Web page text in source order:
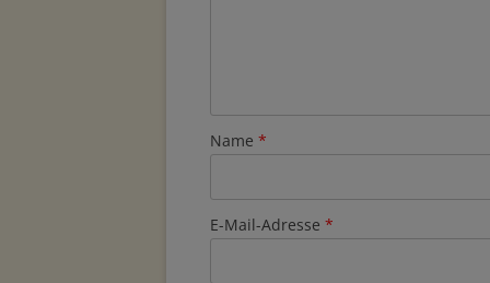
Name *
E-Mail-Adresse *